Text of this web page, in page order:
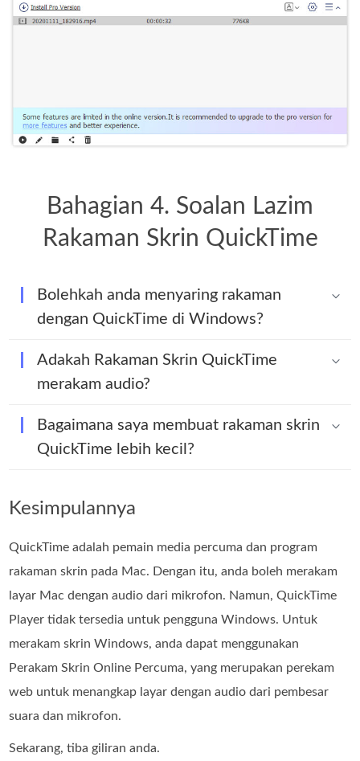
Bahagian 4. Soalan Lazim
Rakaman Skrin QuickTime
Bolehkah anda menyaring rakaman
dengan QuickTime di Windows?
Adakah Rakaman Skrin QuickTime
merakam audio?
Bagaimana saya membuat rakaman skrin
QuickTime lebih kecil?
Kesimpulannya
QuickTime adalah pemain media percuma dan program
rakaman skrin pada Mac. Dengan itu, anda boleh merakam
layar Mac dengan audio dari mikrofon. Namun, QuickTime
Player tidak tersedia untuk pengguna Windows. Untuk
merakam skrin Windows, anda dapat menggunakan
Perakam Skrin Online Percuma, yang merupakan perekam
web untuk menangkap layar dengan audio dari pembesar
suara dan mikrofon.
Sekarang, tiba giliran anda.